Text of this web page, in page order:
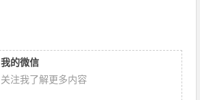
我的微信
关注我了解更多内容